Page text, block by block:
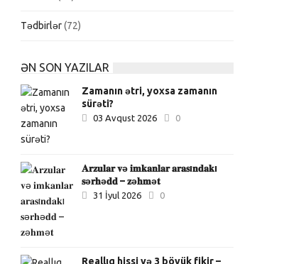
Tədbirlər(72)
ƏN SON YAZILAR
Zamanın ətri, yoxsa zamanın
sürəti?
03 Avqust 2026 0
𝐀𝐫𝐳𝐮𝐥𝐚𝐫 𝐯ə 𝐢𝐦𝐤𝐚𝐧𝐥𝐚𝐫 𝐚𝐫𝐚𝐬ı𝐧𝐝𝐚𝐤ı
𝐬ə𝐫𝐡ə𝐝𝐝 – 𝐳ə𝐡𝐦ə𝐭
31 İyul 2026 0
Reallıq hissi və 3 böyük fikir –